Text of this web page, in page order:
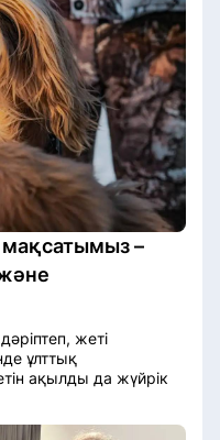
мақсатымыз –
жеті
ұлттық
ақылды да жүйрік